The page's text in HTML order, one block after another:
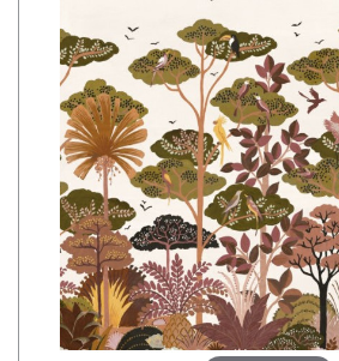
GIOCHI
GESTI
QUOTIDIANI
FESTE
EVENTI
OUTDOOR
GRANDI